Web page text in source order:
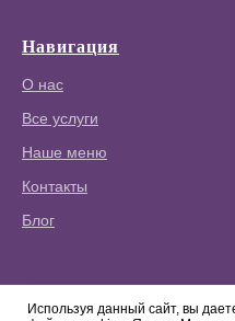
Навигация
О нас
Все услуги
Наше меню
Контакты
Блог
Используя данный сайт, вы